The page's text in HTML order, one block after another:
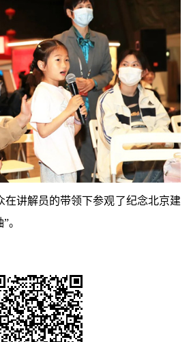
在讲解员的带领下参观了纪念北京建
。